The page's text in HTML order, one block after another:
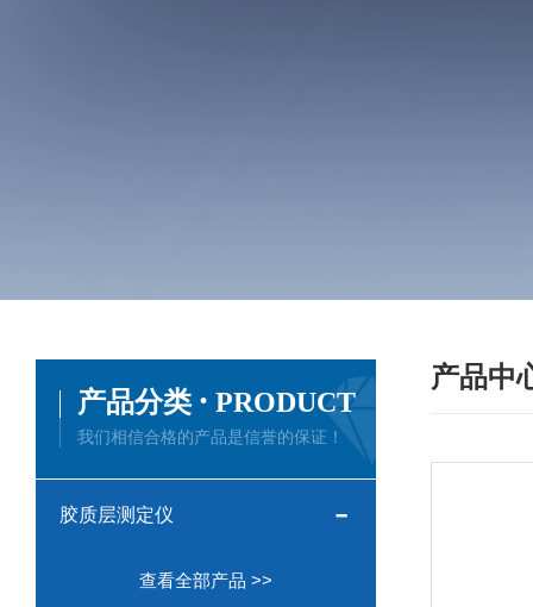
产品中
产品分类 · PRODUCT
我们相信合格的产品是信誉的保证！
胶质层测定仪
查看全部产品 >>